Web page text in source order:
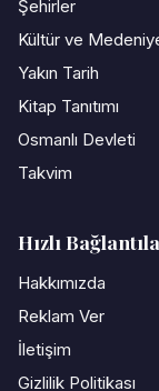
Şehirler
Kültür ve
Yakın Tarih
Kitap Tanıtımı
Osmanlı Devleti
Takvim
Hızlı
Hakkımızda
Reklam Ver
İletişim
Gizlilik Politikası